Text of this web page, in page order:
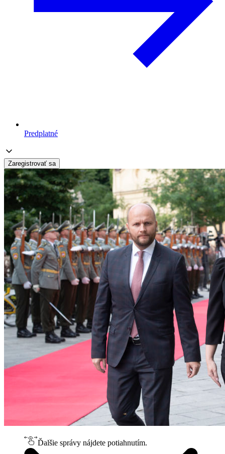
Predplatné
Zaregistrovať sa
Ďalšie správy nájdete potiahnutím.